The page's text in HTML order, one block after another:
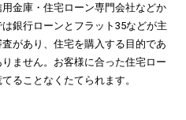
金庫・住宅ローン専門会社などか
銀行ローンとフラット35などが主
があり、住宅を購入する目的であ
ません。お客様に合った住宅ロー
ることなくたてられます。